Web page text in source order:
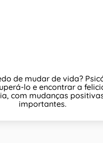
de mudar de vida?
lo e encontrar a
com mudanças
importantes.